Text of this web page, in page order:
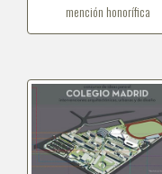
mención honorífica